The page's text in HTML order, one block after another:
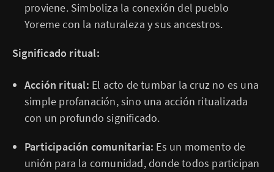
proviene. Simboliza la conexión del pueblo
Yoreme con la naturaleza y sus ancestros.
Significado ritual:
Acción ritual: El acto de tumbar la cruz no es una
simple profanación, sino una acción ritualizada
con un profundo significado.
Participación comunitaria: Es un momento de
unión para la comunidad, donde todos participan